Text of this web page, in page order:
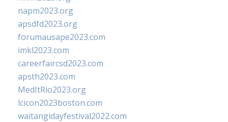
napm2023.org
apsdfd2023.org
forumausape2023.com
imkl2023.com
careerfaircsd2023.com
apsth2023.com
MedItRio2023.org
lcicon2023boston.com
waitangidayfestival2022.com